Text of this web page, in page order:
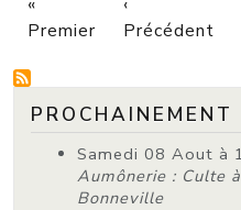
PremierPremière page
Précédent
PROCHAINEMENT
Samedi 08 Aout à
Aumônerie : Culte
Bonneville